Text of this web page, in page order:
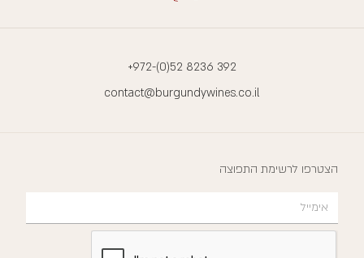
+972-(0)52 8236 392
contact@burgundywines.co.il
הצטרפו לרשימת התפוצה